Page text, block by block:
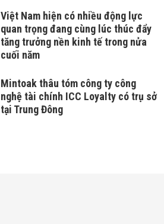
Việt Nam hiện có nhiều động lực
quan trọng đang cùng lúc thúc đẩy
tăng trưởng nền kinh tế trong nửa
cuối năm
Mintoak thâu tóm công ty công
nghệ tài chính ICC Loyalty có trụ sở
tại Trung Đông